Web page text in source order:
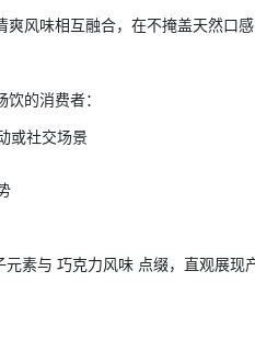
风味相互融合，在不掩盖天然口
的消费者：
或社交场景
元素与 巧克力风味 点缀，直观展现